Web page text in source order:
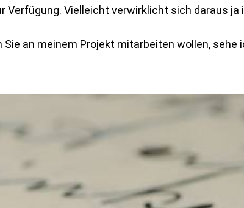
Verfügung. Vielleicht verwirklicht sich daraus ja
an meinem Projekt mitarbeiten wollen, sehe